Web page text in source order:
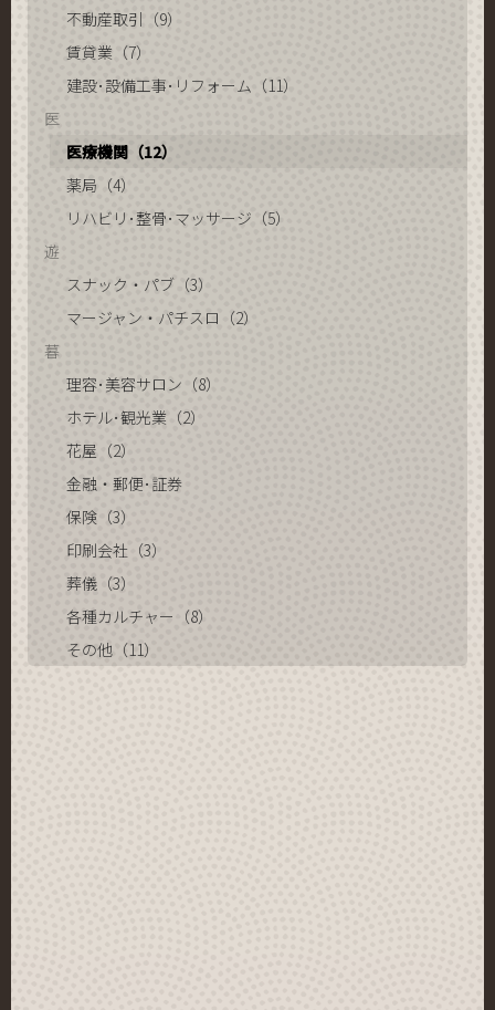
不動産取引（9）
賃貸業（7）
建設･設備工事･リフォーム（11）
医
医療機関（12）
薬局（4）
リハビリ･整骨･マッサージ（5）
遊
スナック・パブ（3）
マージャン・パチスロ（2）
暮
理容･美容サロン（8）
ホテル･観光業（2）
花屋（2）
金融・郵便･証券
保険（3）
印刷会社（3）
葬儀（3）
各種カルチャー（8）
その他（11）